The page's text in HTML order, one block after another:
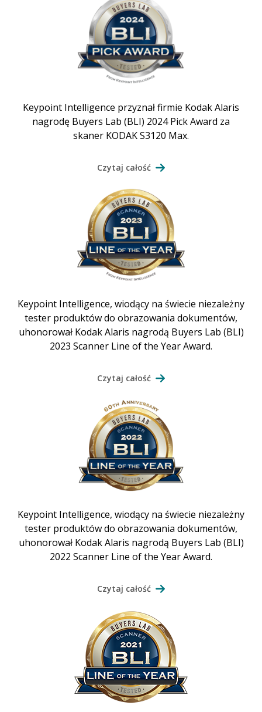
Keypoint Intelligence przyznał firmie Kodak Alaris
nagrodę Buyers Lab (BLI) 2024 Pick Award za
skaner KODAK S3120 Max.
Czytaj całość
Keypoint Intelligence, wiodący na świecie niezależny
tester produktów do obrazowania dokumentów,
uhonorował Kodak Alaris nagrodą Buyers Lab (BLI)
2023 Scanner Line of the Year Award.
Czytaj całość
Keypoint Intelligence, wiodący na świecie niezależny
tester produktów do obrazowania dokumentów,
uhonorował Kodak Alaris nagrodą Buyers Lab (BLI)
2022 Scanner Line of the Year Award.
Czytaj całość